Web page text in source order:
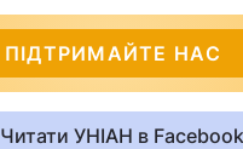
ПІДТРИМАЙТЕ НАС
Читати УНІАН в Facebook